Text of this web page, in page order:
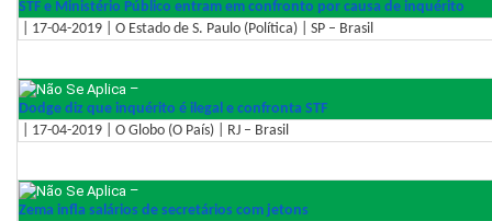
STF e Ministério Público entram em confronto por causa de inquérito
| 17-04-2019 | O Estado de S. Paulo (Política) | SP – Brasil
–
Dodge diz que inquérito é ilegal e confronta STF
| 17-04-2019 | O Globo (O País) | RJ – Brasil
–
Zema infla salários de secretários com jetons